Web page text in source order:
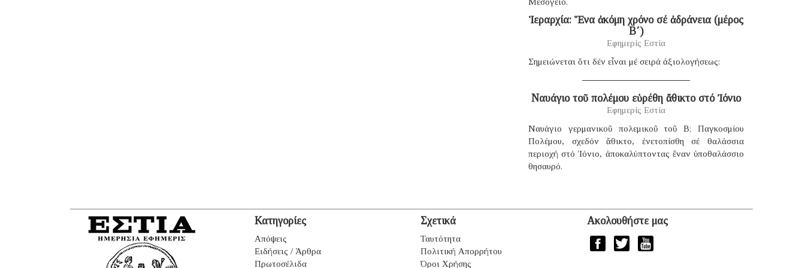
Ἱεραρχία: Ἕνα ἀκόμη χρόνο σέ ἀδράνεια (μέρος
B΄)
Εφημερίς Εστία
Σημειώνεται ὅτι δέν εἶναι μέ σειρά ἀξιολογήσεως:
Ναυάγιο τοῦ πολέμου εὑρέθη ἄθικτο στό Ἰόνιο
Εφημερίς Εστία
Ναυάγιο γερμανικοῦ πολεμικοῦ τοῦ B; Παγκοσμίου
Πολέμου, σχεδόν ἄθικτο, ἐνετοπίσθη σέ θαλάσσια
περιοχή στό Ἰόνιο, ἀποκαλύπτοντας ἕναν ὑποθαλάσσιο
θησαυρό.
Κατηγορίες
Απόψεις
Ειδήσεις / Άρθρα
Πρωτοσέλιδα
Σχετικά
Ταυτότητα
Πολιτική Απορρήτου
Όροι Χρήσης
Ακολουθήστε μας